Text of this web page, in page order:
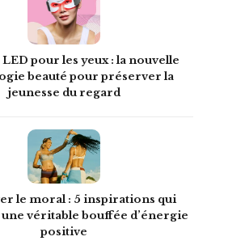
LED pour les yeux : la nouvelle
beauté pour préserver la
jeunesse du regard
le moral : 5 inspirations qui
véritable bouffée d’énergie
positive